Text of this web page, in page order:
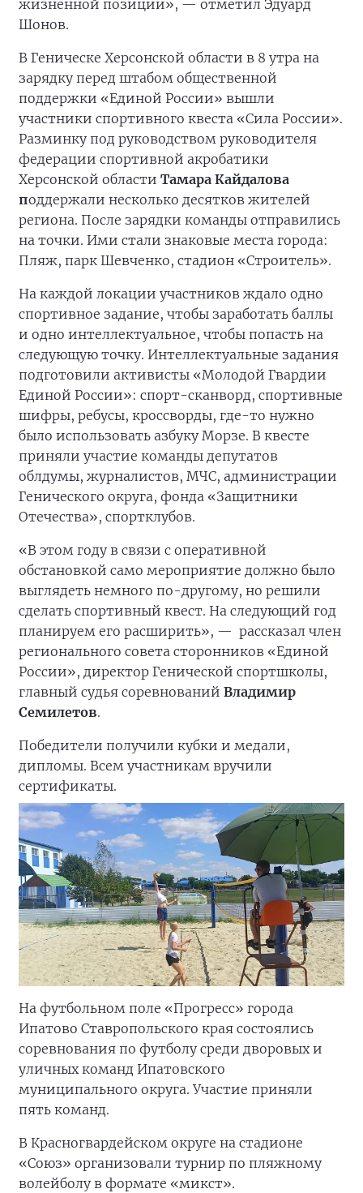
жизненной позиции», — отметил Эдуард
Шонов.
В Геническе Херсонской области в 8 утра на
зарядку перед штабом общественной
поддержки «Единой России» вышли
участники спортивного квеста «Сила России».
Разминку под руководством руководителя
федерации спортивной акробатики
Херсонской области Тамара Кайдалова
поддержали несколько десятков жителей
региона. После зарядки команды отправились
на точки. Ими стали знаковые места города:
Пляж, парк Шевченко, стадион «Строитель».
На каждой локации участников ждало одно
спортивное задание, чтобы заработать баллы
и одно интеллектуальное, чтобы попасть на
следующую точку. Интеллектуальные задания
подготовили активисты «Молодой Гвардии
Единой России»: спорт-сканворд, спортивные
шифры, ребусы, кроссворды, где-то нужно
было использовать азбуку Морзе. В квесте
приняли участие команды депутатов
облдумы, журналистов, МЧС, администрации
Генического округа, фонда «Защитники
Отечества», спортклубов.
«В этом году в связи с оперативной
обстановкой само мероприятие должно было
выглядеть немного по-другому, но решили
сделать спортивный квест. На следующий год
планируем его расширить», — рассказал член
регионального совета сторонников «Единой
России», директор Генической спортшколы,
главный судья соревнований Владимир
Семилетов.
Победители получили кубки и медали,
дипломы. Всем участникам вручили
сертификаты.
На футбольном поле «Прогресс» города
Ипатово Ставропольского края состоялись
соревнования по футболу среди дворовых и
уличных команд Ипатовского
муниципального округа. Участие приняли
пять команд.
В Красногвардейском округе на стадионе
«Союз» организовали турнир по пляжному
волейболу в формате «микст».